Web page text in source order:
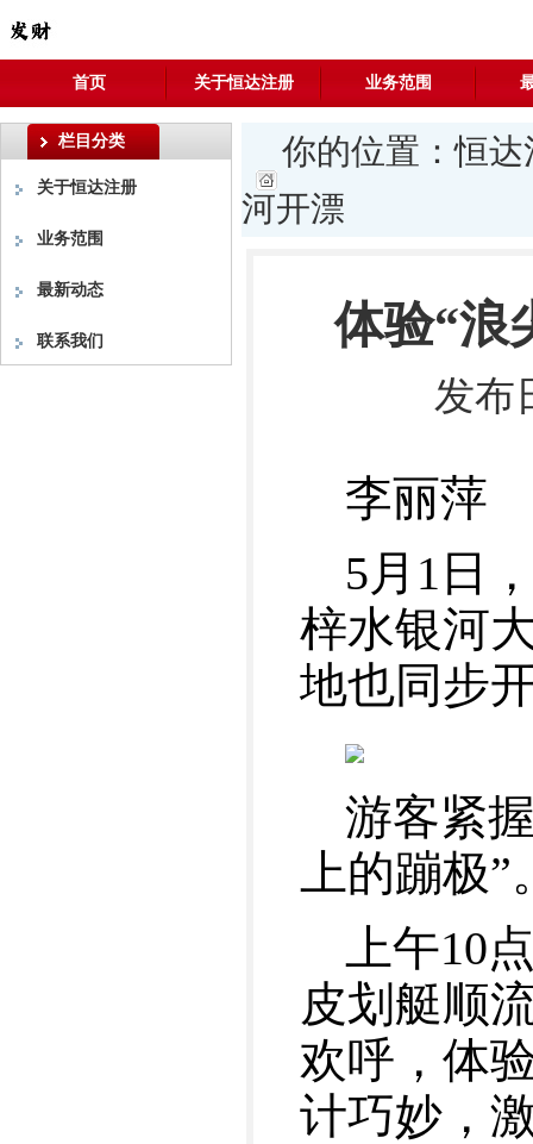
首页 关于恒达注册 业务范围
栏目分类
关于恒达注册
业务范围
最新动态
联系我们
你的位置：恒达
河开漂
体验“浪
发布
李丽萍
5月1日
梓水银河
地也同步
游客紧
上的蹦极”
上午10
皮划艇顺
欢呼，体
计巧妙，